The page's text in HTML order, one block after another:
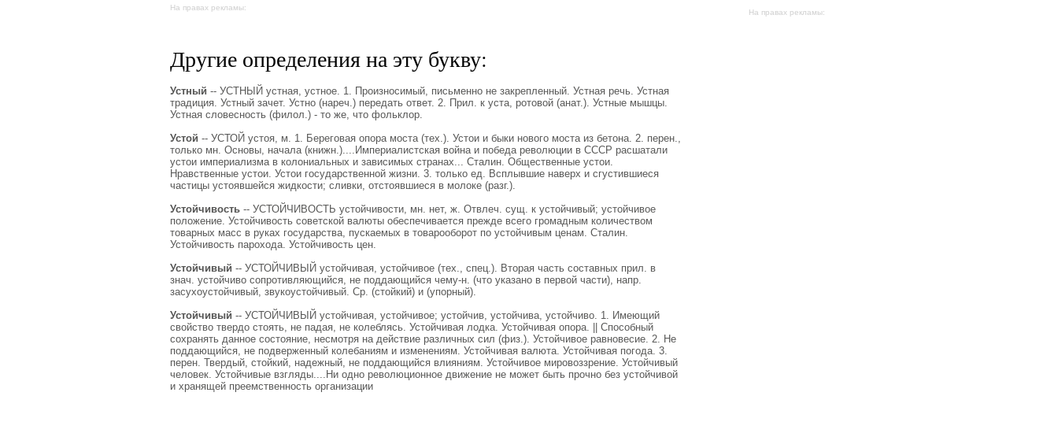
На правах рекламы:
Другие определения на эту букву:
Устный -- УСТНЫЙ устная, устное. 1. Произносимый, письменно не закрепленный. Устная речь. Устная
традиция. Устный зачет. Устно (нареч.) передать ответ. 2. Прил. к уста, ротовой (анат.). Устные мышцы.
Устная словесность (филол.) - то же, что фольклор.
Устой -- УСТОЙ устоя, м. 1. Береговая опора моста (тех.). Устои и быки нового моста из бетона. 2. перен.,
только мн. Основы, начала (книжн.)....Империалистская война и победа революции в СССР расшатали
устои империализма в колониальных и зависимых странах... Сталин. Общественные устои.
Нравственные устои. Устои государственной жизни. 3. только ед. Всплывшие наверх и сгустившиеся
частицы устоявшейся жидкости; сливки, отстоявшиеся в молоке (разг.).
Устойчивость-- УСТОЙЧИВОСТЬ устойчивости, мн. нет, ж. Отвлеч. сущ. к устойчивый; устойчивое
положение. Устойчивость советской валюты обеспечивается прежде всего громадным количеством
товарных масс в руках государства, пускаемых в товарооборот по устойчивым ценам. Сталин.
Устойчивость парохода. Устойчивость цен.
Устойчивый -- УСТОЙЧИВЫЙ устойчивая, устойчивое (тех., спец.). Вторая часть составных прил. в
знач. устойчиво сопротивляющийся, не поддающийся чему-н. (что указано в первой части), напр.
засухоустойчивый, звукоустойчивый. Ср. (стойкий) и (упорный).
Устойчивый -- УСТОЙЧИВЫЙ устойчивая, устойчивое; устойчив, устойчива, устойчиво. 1. Имеющий
свойство твердо стоять, не падая, не колеблясь. Устойчивая лодка. Устойчивая опора. || Способный
сохранять данное состояние, несмотря на действие различных сил (физ.). Устойчивое равновесие. 2. Не
поддающийся, не подверженный колебаниям и изменениям. Устойчивая валюта. Устойчивая погода. 3.
перен. Твердый, стойкий, надежный, не поддающийся влияниям. Устойчивое мировоззрение. Устойчивый
человек. Устойчивые взгляды....Ни одно революционное движение не может быть прочно без устойчивой
и хранящей преемственность организации
На правах рекламы: